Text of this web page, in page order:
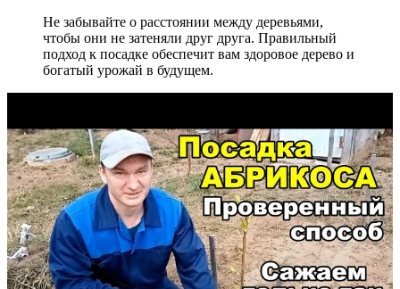
Не забывайте о расстоянии между деревьями,
чтобы они не затеняли друг друга. Правильный
подход к посадке обеспечит вам здоровое дерево и
богатый урожай в будущем.